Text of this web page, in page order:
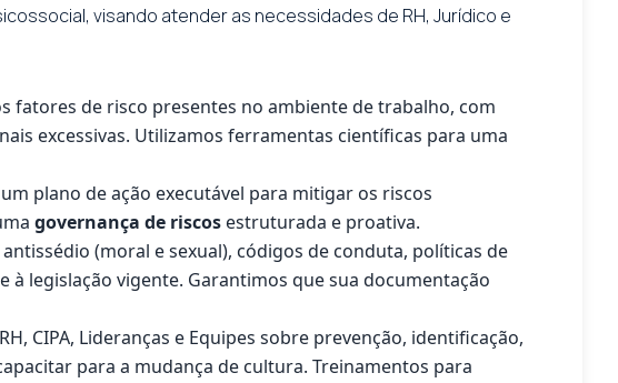
visando atender as necessidades de RH, Jurídico e
fatores de risco presentes no ambiente de trabalho, com
excessivas. Utilizamos ferramentas científicas para uma
plano de ação executável para mitigar os riscos
governança de riscos estruturada e proativa.
(moral e sexual), códigos de conduta, políticas de
legislação vigente. Garantimos que sua documentação
CIPA, Lideranças e Equipes sobre prevenção, identificação,
para a mudança de cultura. Treinamentos para